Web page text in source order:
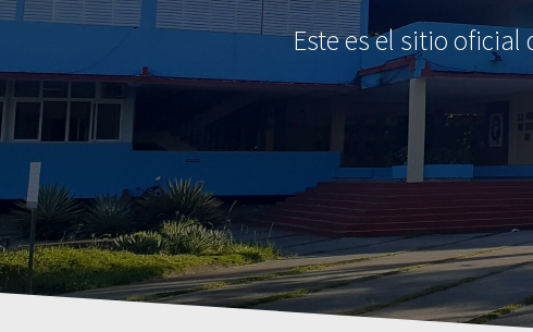
Este es el sitio oficial